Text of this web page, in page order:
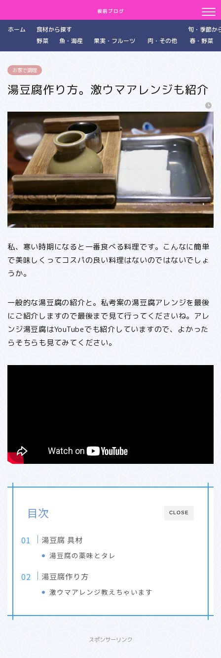
板前ブログ
ホーム
食材から探す
野菜
魚・海産 果実・フルーツ 肉・その他
旬・季節か
春・野菜
お家で調理
湯豆腐作り方。激ウマアレンジも紹介
私、寒い時期になると一番食べる料理です。こんなに簡単
で美味しくってコスパの良い料理はないのではないでしょ
うか。
一般的な湯豆腐の紹介と。私考案の湯豆腐アレンジを最後
にご紹介しますので最後まで見て行ってくださいね。アレ
ンジ湯豆腐はYouTubeでも紹介していますので、よかった
らそちらも見てみてください。
CLOSE
目次
湯豆腐 具材
湯豆腐の薬味とタレ
湯豆腐作り方
激ウマアレンジ教えちゃいます
スポンサーリンク